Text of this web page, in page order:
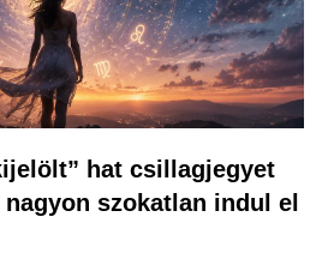
hat csillagjegyet
szokatlan indul el